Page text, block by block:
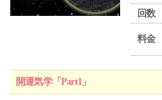
回数
料金
開運気学「Part1」